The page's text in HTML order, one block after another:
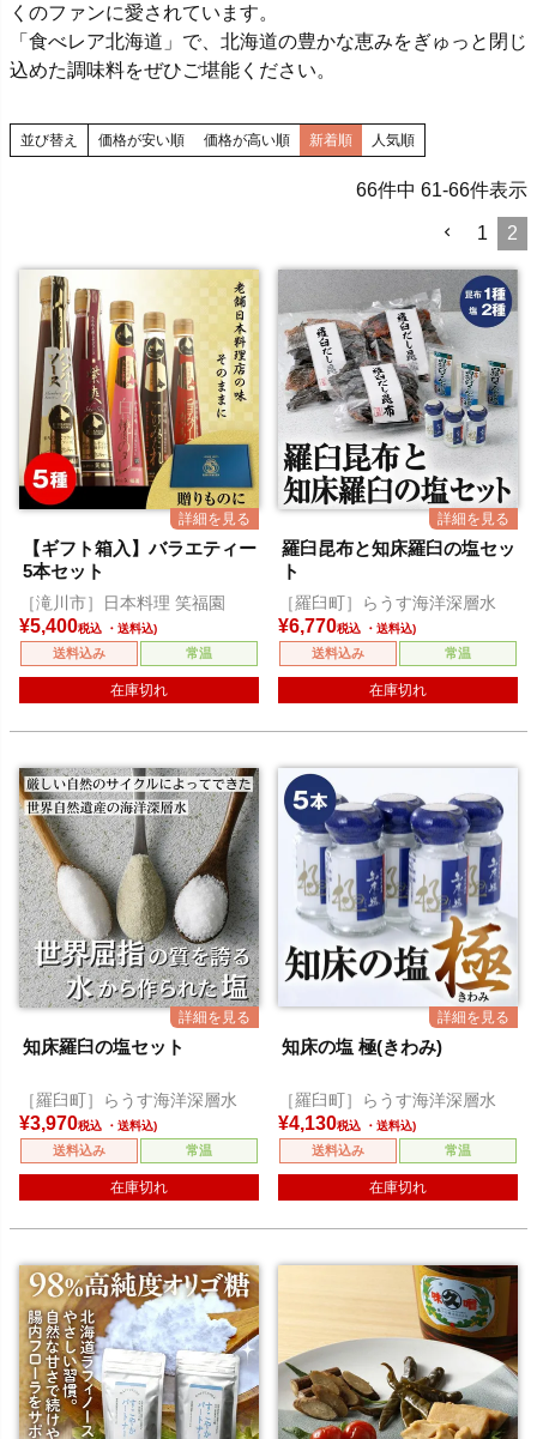
くのファンに愛されています。
「食べレア北海道」で、北海道の豊かな恵みをぎゅっと閉じ
込めた調味料をぜひご堪能ください。
並び替え 価格が安い順 価格が高い順 新着順 人気順
66件中 61-66件表示
1 2
【ギフト箱入】バラエティー
5本セット
［滝川市］日本料理 笑福園
¥5,400税込
送料込み 常温
在庫切れ
羅臼昆布と知床羅臼の塩セッ
ト
［羅臼町］らうす海洋深層水
¥6,770税込
送料込み 常温
在庫切れ
知床羅臼の塩セット
［羅臼町］らうす海洋深層水
¥3,970税込
送料込み 常温
在庫切れ
知床の塩 極(きわみ)
［羅臼町］らうす海洋深層水
¥4,130税込
送料込み 常温
在庫切れ